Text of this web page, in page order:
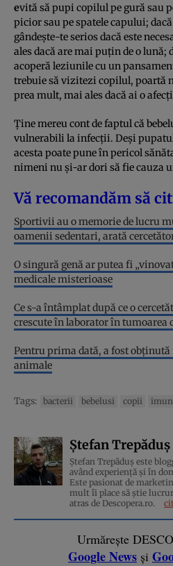
evită să pupi copilul pe gură sau
picior sau pe spatele capului;
gândește-te serios dacă este
ales dacă are mai puțin de o lună;
acoperă leziunile cu un
trebuie să vizitezi copilul, poartă
prea mult, mai ales dacă ai o
Ține mereu cont de faptul că
vulnerabili la infecții. Deși
acesta poate pune în pericol
nimeni nu și-ar dori să fie cauza
Vă recomandăm să
Sportivii au o memorie de lucru
oamenii sedentari, arată
O singură genă ar putea fi
medicale misterioase
Ce s-a întâmplat după ce o
crescute în laborator în tumoarea
Pentru prima dată, a fost
animale
Tags: bacterii bebelusi copii
Ștefan Trepăduș
Ștefan Trepăduș este
având experiență și în
Este pasionat de
mult îi place să știe
atras de Descopera.ro.
Urmărește
Google News și